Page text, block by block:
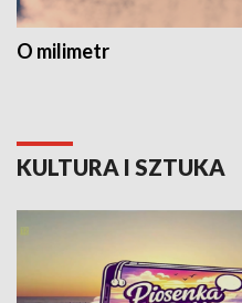
O milimetr
KULTURA I SZTUKA